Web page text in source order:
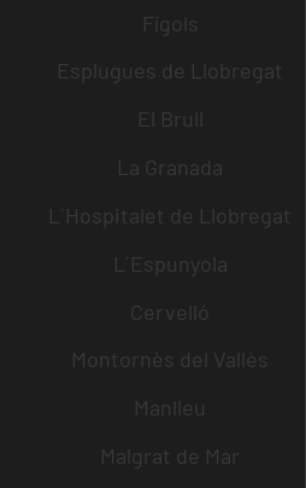
Fígols
Esplugues de Llobregat
El Brull
La Granada
L´Hospitalet de Llobregat
L´Espunyola
Cervelló
Montornès del Vallès
Manlleu
Malgrat de Mar